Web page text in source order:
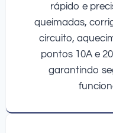
rápido e
queimadas,
circuito,
pontos 10A e
garantindo